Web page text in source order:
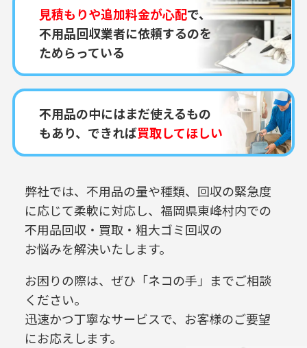
見積もりや追加料金が心配で、
不用品回収業者に依頼するのを
ためらっている
不用品の中にはまだ使えるもの
もあり、できれば買取してほしい
弊社では、不用品の量や種類、回収の緊急度
に応じて柔軟に対応し、 福岡県東峰村内での
不用品回収・買取・粗大ゴミ回収の
お悩みを解決いたします。
お困りの際は、ぜひ「ネコの手」までご相談
ください。
迅速かつ丁寧なサービスで、お客様のご要望
にお応えします。